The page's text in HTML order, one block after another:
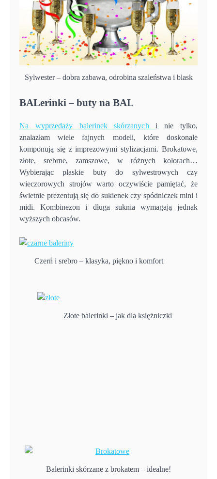
Sylwester – dobra zabawa, odrobina szaleństwa i blask
BALerinki – buty na BAL
Na wyprzedaży balerinek skórzanychi nie tylko,
znalazłam wiele fajnych modeli, które doskonale
komponują się z imprezowymi stylizacjami. Brokatowe,
złote, srebrne, zamszowe, w różnych kolorach…
Wybierając płaskie buty do sylwestrowych czy
wieczorowych strojów warto oczywiście pamiętać, że
świetnie prezentują się do sukienek czy spódniczek mini i
midi. Kombinezon i długa suknia wymagają jednak
wyższych obcasów.
Czerń i srebro – klasyka, piękno i komfort
Złote balerinki – jak dla księżniczki
Balerinki skórzane z brokatem – idealne!